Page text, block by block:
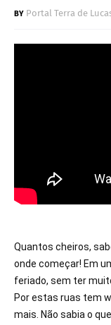
Portal Terra de
Quantos cheiros,
onde começar! Em
feriado, sem ter
Por estas ruas tem
mais. Não sabia o